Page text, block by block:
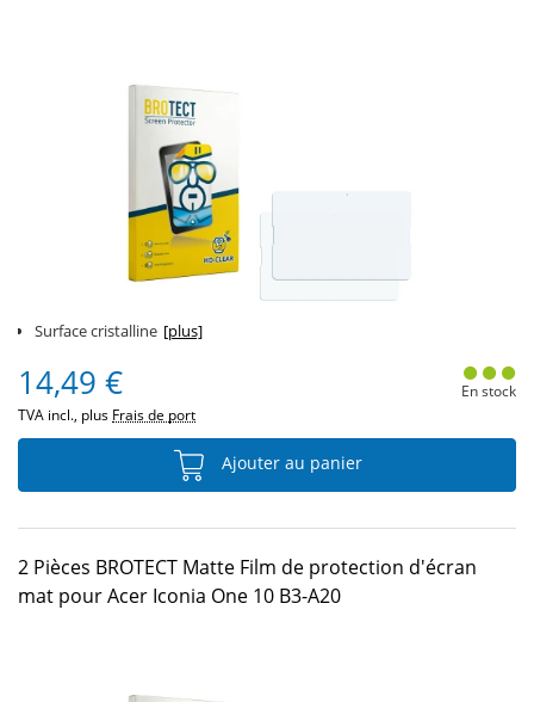
Surface cristalline [plus]
14,49 €
TVA incl., plus Frais de port
En stock
Ajouter au panier
2 Pièces BROTECT Matte Film de protection d'écran
mat pour Acer Iconia One 10 B3-A20